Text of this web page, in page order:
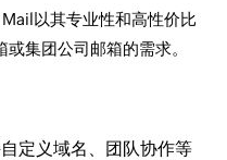
以其专业性和高性价比
集团公司邮箱的需求。
定义域名、团队协作等